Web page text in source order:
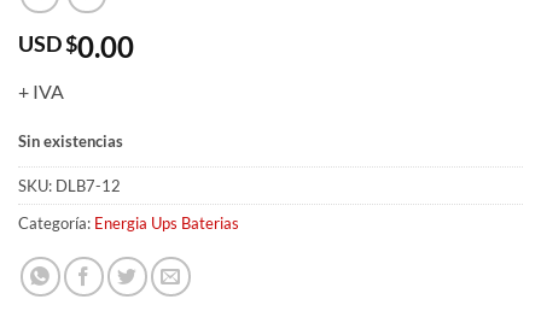
USD $0.00
+ IVA
Sin existencias
SKU: DLB7-12
Categoría: Energia Ups Baterias